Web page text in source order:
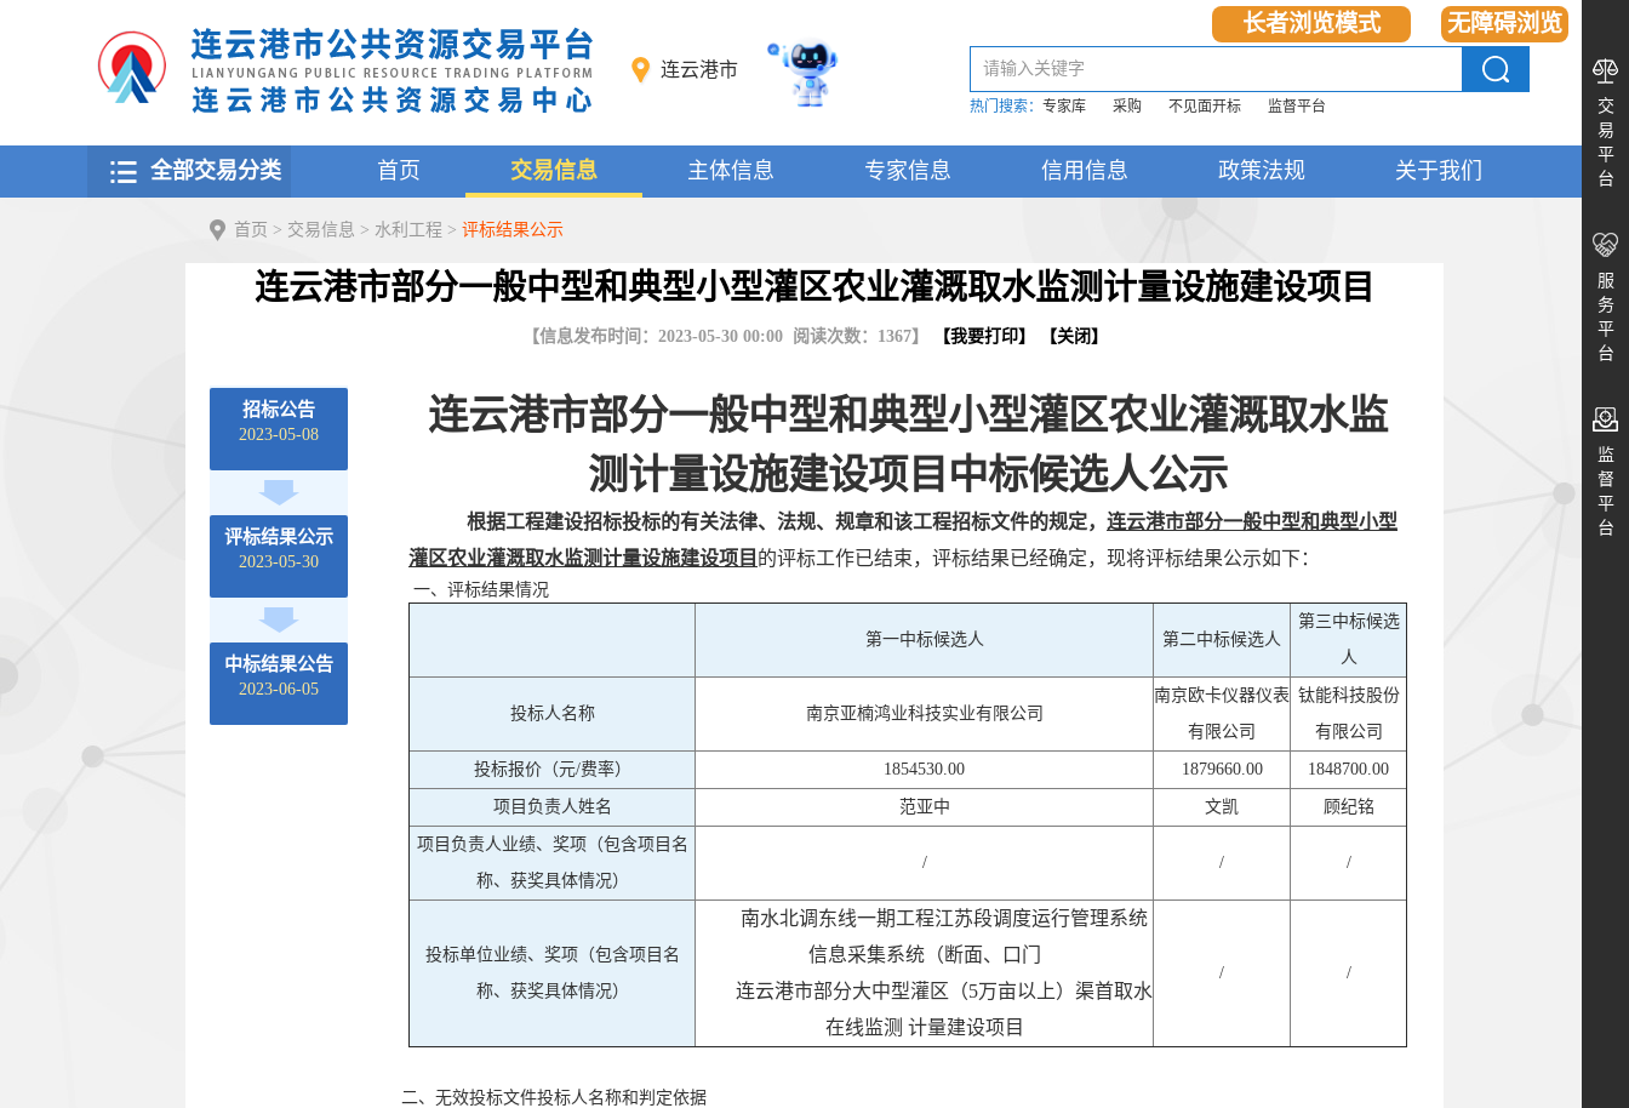
无障碍浏览
长者浏览模式
连云港市 请输入关键字
热门搜索： 专家库 采购 不见面开标 监督平台
全部交易分类 首页 交易信息 主体信息 专家信息 信用信息 政策法规 关于我们
交
易
平
台
服
务
平
台
监
督
平
台
首页 > 交易信息 > 水利工程 > 评标结果公示
连云港市部分一般中型和典型小型灌区农业灌溉取水监测计量设施建设项目
【信息发布时间：2023-05-30 00:00 阅读次数： 1367】 【我要打印】 【关闭 】
招标公告
2023-05-08
评标结果公示
2023-05-30
中标结果公告
2023-06-05
连云港市部分一般中型和典型小型灌区农业灌溉取水监
测计量设施建设项目中标候选人公示
根据工程建设招标投标的有关法律、法规、规章和该工程招标文件的规定， 连云港市部分一般中型和典型小型
灌区农业灌溉取水监测计量设施建设项目 的评标工作已结束，评标结果已经确定，现将评标结果公示如下：
一、评标结果情况
第一中标候选人 第二中标候选人
第三中标候选
人
投标人名称 南京亚楠鸿业科技实业有限公司
南京欧卡仪器仪表
有限公司
钛能科技股份
有限公司
投标报价（元/费率） 1854530.00 1879660.00 1848700.00
项目负责人姓名 范亚中 文凯 顾纪铭
项目负责人业绩、奖项（包含项目名
称、获奖具体情况）
/ / /
投标单位业绩、奖项（包含项目名
称、获奖具体情况）
南水北调东线一期工程江苏段调度运行管理系统
信息采集系统（断面、口门
连云港市部分大中型灌区（5万亩以上）渠首取水
在线监测 计量建设项目
/ /
二、无效投标文件投标人名称和判定依据